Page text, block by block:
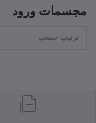
مجسمات ورود
ترتيب حسب